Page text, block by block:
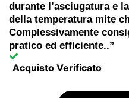
durante l’asciugatura e
della temperatura mite
Complessivamente
pratico ed efficiente..”
Acquisto Verificato